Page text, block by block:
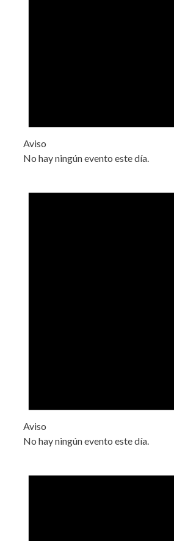
Aviso
No hay ningún evento este día.
Aviso
No hay ningún evento este día.